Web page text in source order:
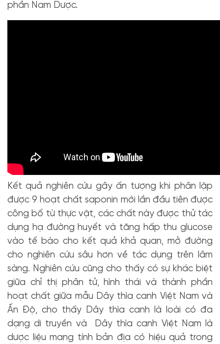
phần Nam Dược.
Kết quả nghiên cứu gây ấn tượng khi phân lập
được 9 hoạt chất saponin mới lần đầu tiên được
công bố từ thực vật, các chất này được thử tác
dụng hạ đường huyết và tăng hấp thu glucose
vào tế bào cho kết quả khả quan, mở đường
cho nghiên cứu sâu hơn về tác dụng trên lâm
sàng. Nghiên cứu cũng cho thấy có sự khác biệt
giữa chỉ thị phân tử, hình thái và thành phần
hoạt chất giữa mẫu Dây thìa canh Việt Nam và
Ấn Độ, cho thấy Dây thìa canh là loài có đa
dạng di truyền và Dây thìa canh Việt Nam là
dược liệu mang tính bản địa có hiệu quả trong